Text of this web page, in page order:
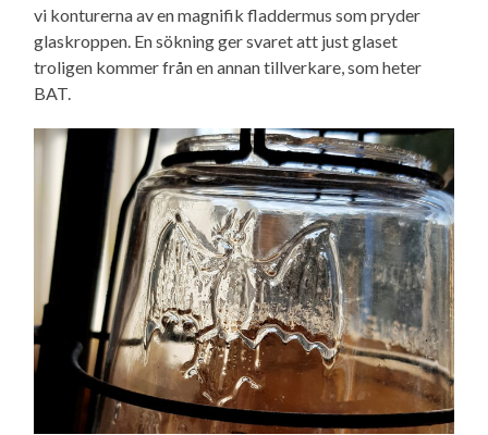
vi konturerna av en magnifik fladdermus som pryder
glaskroppen. En sökning ger svaret att just glaset
troligen kommer från en annan tillverkare, som heter
BAT.